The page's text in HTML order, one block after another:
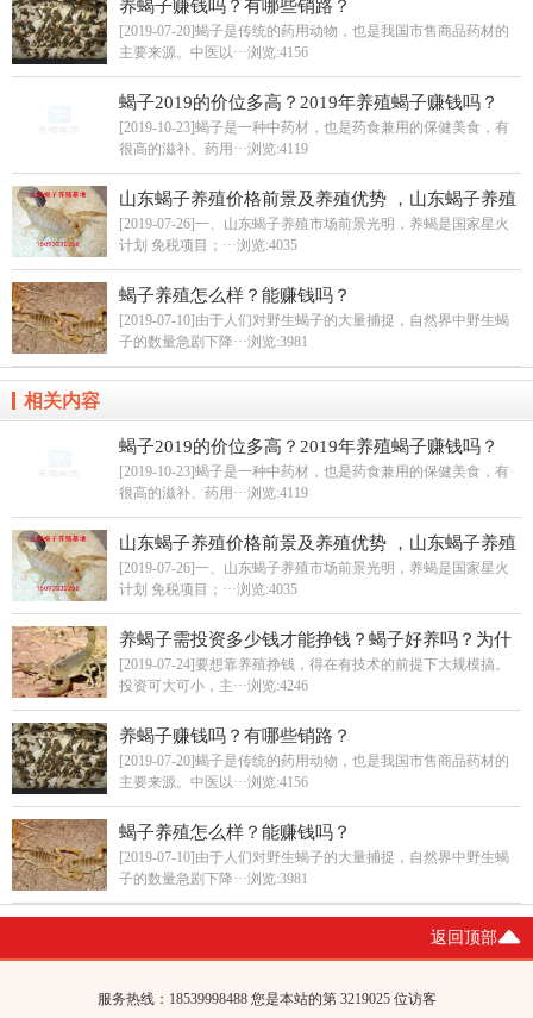
养蝎子赚钱吗？有哪些销路？
[2019-07-20]蝎子是传统的药用动物，也是我国市售商品药材的
主要来源。中医以···浏览:4156
蝎子2019的价位多高？2019年养殖蝎子赚钱吗？
[2019-10-23]蝎子是一种中药材，也是药食兼用的保健美食，有
很高的滋补、药用···浏览:4119
山东蝎子养殖价格前景及养殖优势 ，山东蝎子养殖
基地在哪里？
[2019-07-26]一、山东蝎子养殖市场前景光明，养蝎是国家星火
计划 免税项目；···浏览:4035
蝎子养殖怎么样？能赚钱吗？
[2019-07-10]由于人们对野生蝎子的大量捕捉，自然界中野生蝎
子的数量急剧下降···浏览:3981
相关内容
蝎子2019的价位多高？2019年养殖蝎子赚钱吗？
[2019-10-23]蝎子是一种中药材，也是药食兼用的保健美食，有
很高的滋补、药用···浏览:4119
山东蝎子养殖价格前景及养殖优势 ，山东蝎子养殖
基地在哪里？
[2019-07-26]一、山东蝎子养殖市场前景光明，养蝎是国家星火
计划 免税项目；···浏览:4035
养蝎子需投资多少钱才能挣钱？蝎子好养吗？为什
么大家都没养成功？
[2019-07-24]要想靠养殖挣钱，得在有技术的前提下大规模搞。
投资可大可小，主···浏览:4246
养蝎子赚钱吗？有哪些销路？
[2019-07-20]蝎子是传统的药用动物，也是我国市售商品药材的
主要来源。中医以···浏览:4156
蝎子养殖怎么样？能赚钱吗？
[2019-07-10]由于人们对野生蝎子的大量捕捉，自然界中野生蝎
子的数量急剧下降···浏览:3981
返回顶部
服务热线：18539998488 您是本站的第 3219025 位访客